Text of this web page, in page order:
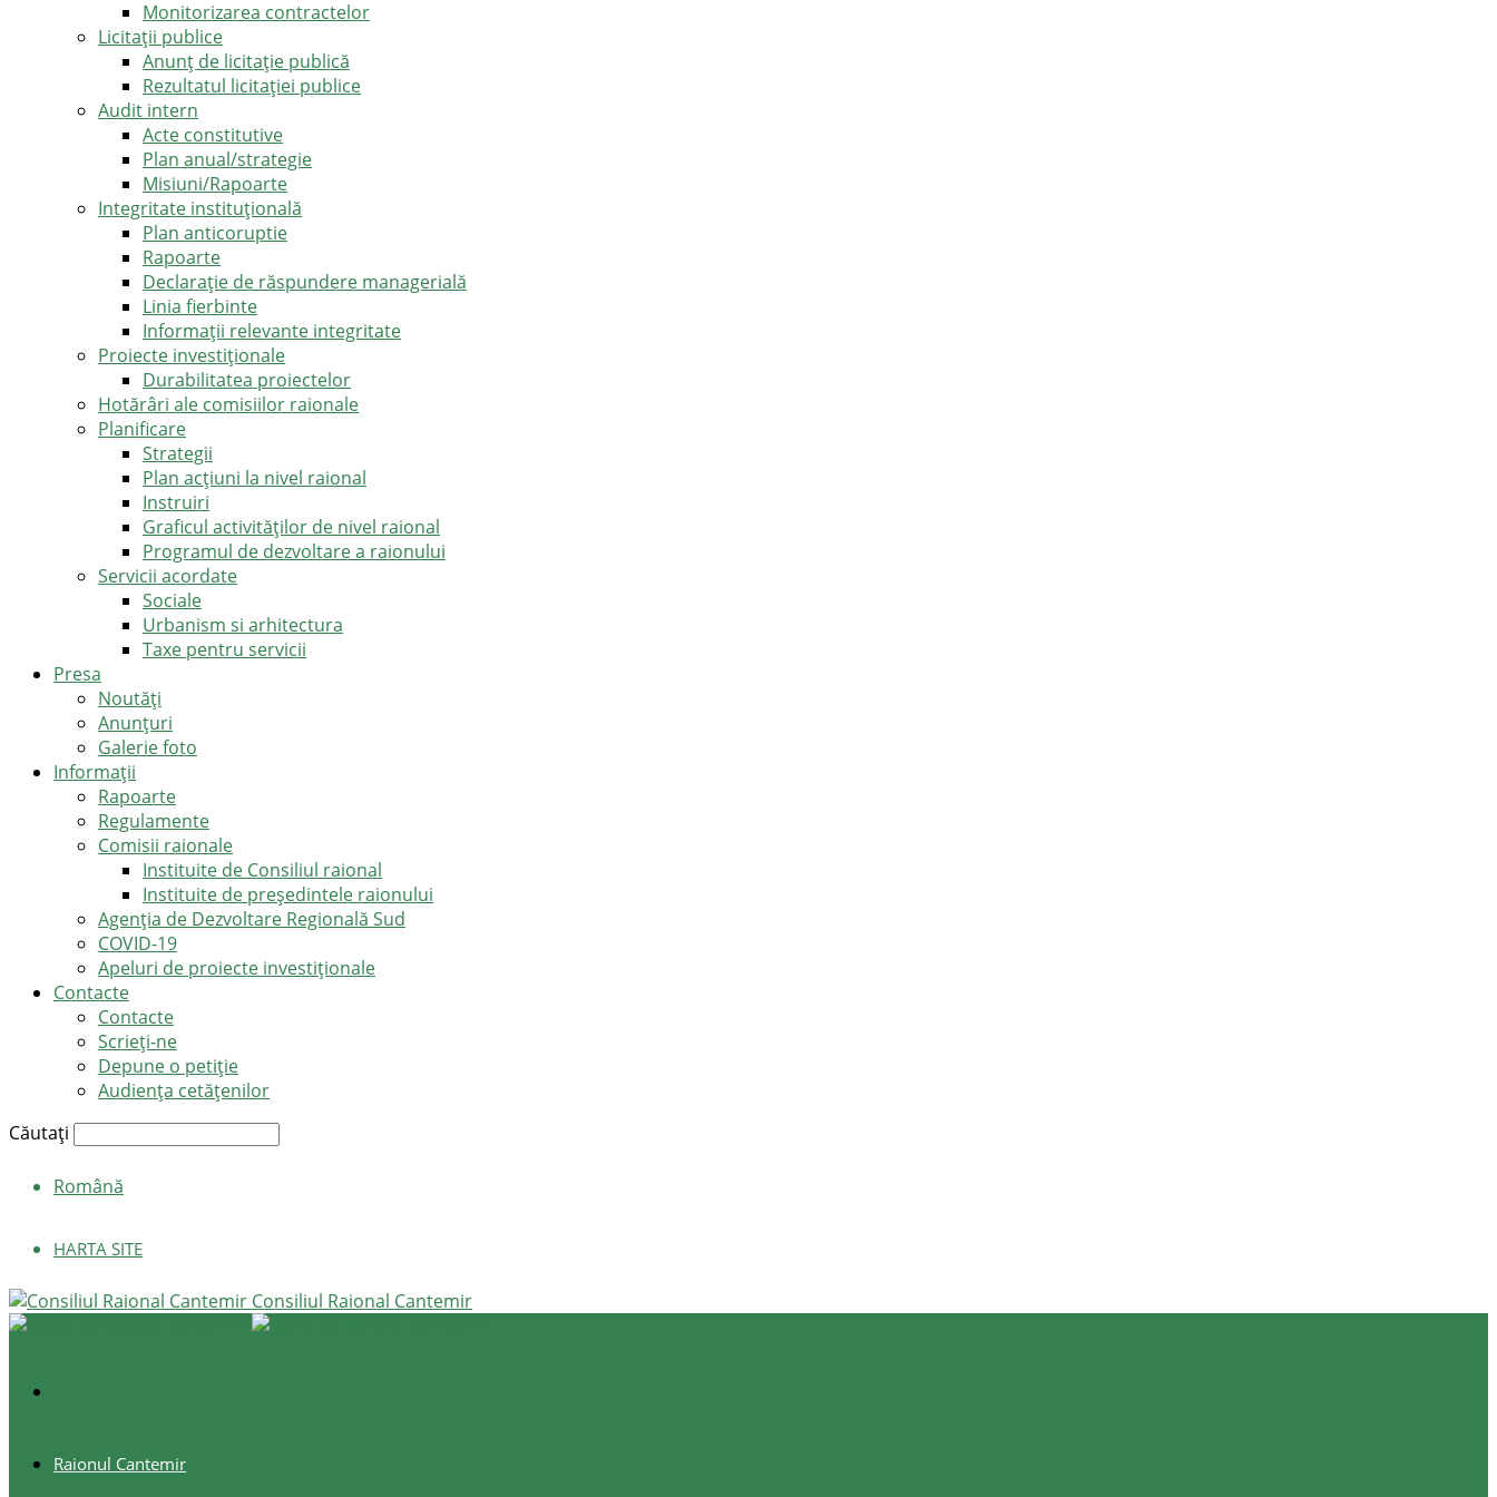
Monitorizarea contractelor
Licitații publice
Anunț de licitație publică
Rezultatul licitației publice
Audit intern
Acte constitutive
Plan anual/strategie
Misiuni/Rapoarte
Integritate instituțională
Plan anticoruptie
Rapoarte
Declarație de răspundere managerială
Linia fierbinte
Informații relevante integritate
Proiecte investiționale
Durabilitatea proiectelor
Hotărâri ale comisiilor raionale
Planificare
Strategii
Plan acțiuni la nivel raional
Instruiri
Graficul activităților de nivel raional
Programul de dezvoltare a raionului
Servicii acordate
Sociale
Urbanism si arhitectura
Taxe pentru servicii
Presa
Noutăţi
Anunţuri
Galerie foto
Informații
Rapoarte
Regulamente
Comisii raionale
Instituite de Consiliul raional
Instituite de președintele raionului
Agenția de Dezvoltare Regională Sud
COVID-19
Apeluri de proiecte investiționale
Contacte
Contacte
Scrieți-ne
Depune o petiție
Audiența cetățenilor
Căutați
Română
HARTA SITE
Consiliul Raional Cantemir
Raionul Cantemir